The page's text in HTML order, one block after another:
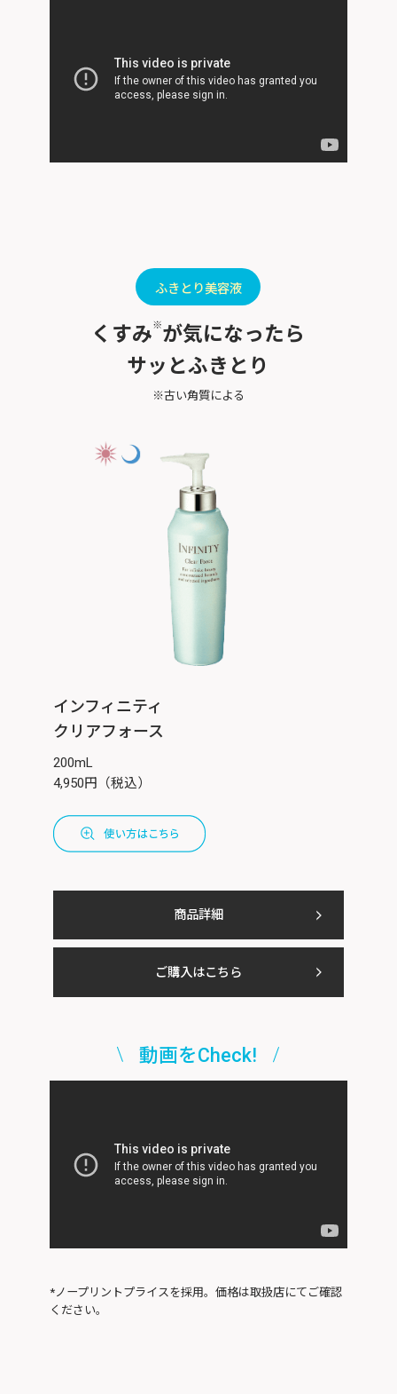
ふきとり美容液
くすみ※が気になったら
サッとふきとり
※古い角質による
インフィニティ
クリアフォース
200mL
4,950円（税込）
商品詳細
ご購入はこちら
動画をCheck!
*ノープリントプライスを採用。価格は取扱店にてご確認
ください。